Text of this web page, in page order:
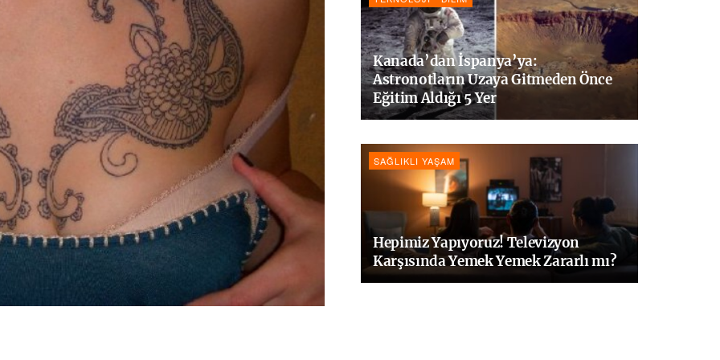
Kanada’dan İspanya’ya:
Astronotların Uzaya Gitmeden Önce
Eğitim Aldığı 5 Yer
SAĞLIKLI YAŞAM
Hepimiz Yapıyoruz! Televizyon
Karşısında Yemek Yemek Zararlı mı?